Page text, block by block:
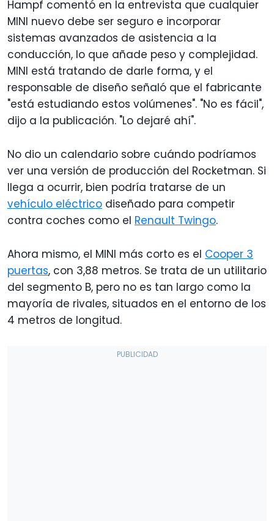
Hampf comentó en la entrevista que cualquier
MINI nuevo debe ser seguro e incorporar
sistemas avanzados de asistencia a la
conducción, lo que añade peso y complejidad.
MINI está tratando de darle forma, y el
responsable de diseño señaló que el fabricante
"está estudiando estos volúmenes". "No es fácil",
dijo a la publicación. "Lo dejaré ahí".
No dio un calendario sobre cuándo podríamos
ver una versión de producción del Rocketman. Si
llega a ocurrir, bien podría tratarse de un
vehículo eléctrico diseñado para competir
contra coches como el Renault Twingo.
Ahora mismo, el MINI más corto es el Cooper 3
puertas, con 3,88 metros. Se trata de un utilitario
del segmento B, pero no es tan largo como la
mayoría de rivales, situados en el entorno de los
4 metros de longitud.